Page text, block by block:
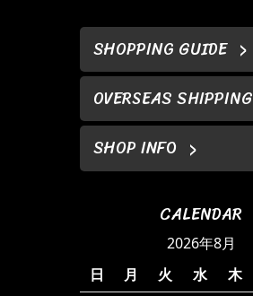
SHOPPING GUIDE
OVERSEAS SHIPPING
SHOP INFO
CALENDAR
2026年8月
日
月 火 水 木